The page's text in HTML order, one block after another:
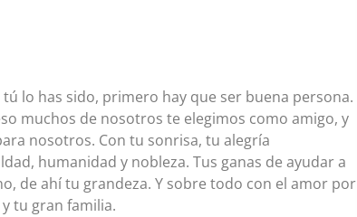
lo has sido, primero hay que ser buena persona.
muchos de nosotros te elegimos como amigo, y
nosotros. Con tu sonrisa, tu alegría
humanidad y nobleza. Tus ganas de ayudar a
de ahí tu grandeza. Y sobre todo con el amor por
tu gran familia.